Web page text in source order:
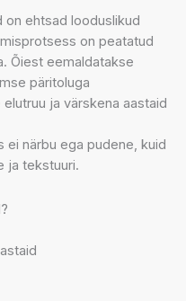
on ehtsad looduslikud
on peatatud
Õiest eemaldatakse
päritoluga
ja värskena aastaid
ei närbu ega pudene, kuid
ja tekstuuri.